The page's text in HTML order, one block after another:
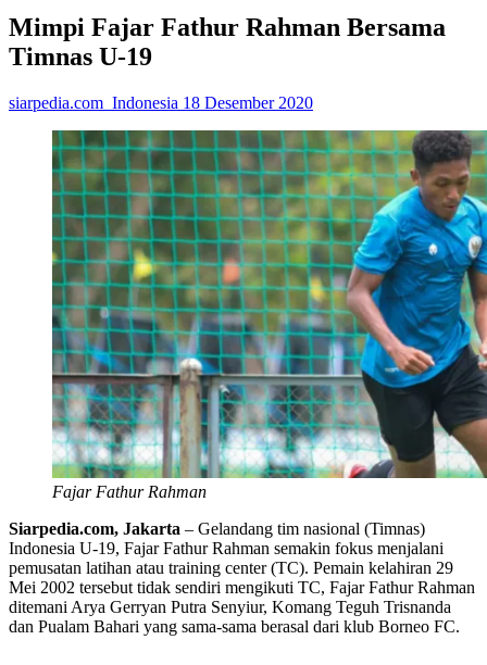
Mimpi Fajar Fathur Rahman Bersama
Timnas U-19
siarpedia.com_Indonesia 18 Desember 2020
Fajar Fathur Rahman
Siarpedia.com, Jakarta – Gelandang tim nasional (Timnas)
Indonesia U-19, Fajar Fathur Rahman semakin fokus menjalani
pemusatan latihan atau training center (TC). Pemain kelahiran 29
Mei 2002 tersebut tidak sendiri mengikuti TC, Fajar Fathur Rahman
ditemani Arya Gerryan Putra Senyiur, Komang Teguh Trisnanda
dan Pualam Bahari yang sama-sama berasal dari klub Borneo FC.